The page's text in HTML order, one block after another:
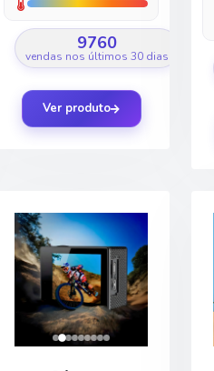
9760
vendas nos últimos 30 dias
Ver produto